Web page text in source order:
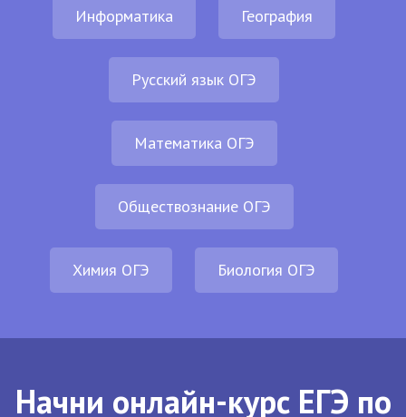
Информатика География
Русский язык ОГЭ
Математика ОГЭ
Обществознание ОГЭ
Химия ОГЭ Биология ОГЭ
Начни онлайн-курс ЕГЭ по